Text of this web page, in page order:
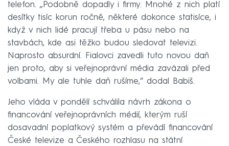
telefon. „Podobně dopadly i firmy. Mnohé z nich platí
desítky tisíc korun ročně, některé dokonce statisíce, i
když v nich lidé pracují třeba u pásu nebo na
stavbách, kde asi těžko budou sledovat televizi.
Naprosto absurdní. Fialovci zavedli tuto novou daň
jen proto, aby si veřejnoprávní média zavázali před
volbami. My ale tuhle daň rušíme,“ dodal Babiš.
Jeho vláda v pondělí schválila návrh zákona o
financování veřejnoprávních médií, kterým ruší
dosavadní poplatkový systém a převádí financování
České televize a Českého rozhlasu na státní